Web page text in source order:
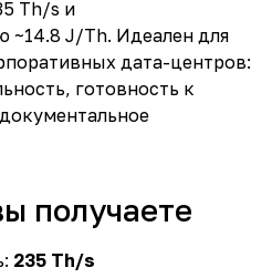
Th/s и
~14.8 J/Th. Идеален для
дата-центров:
готовность к
получаете
235 Th/s